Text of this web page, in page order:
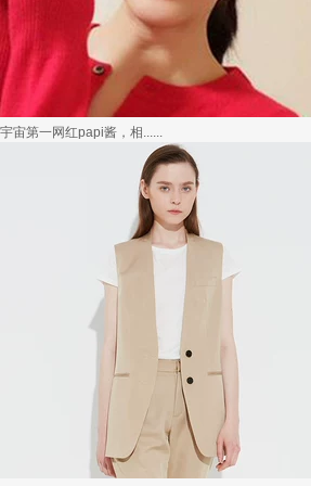
在买衣服的时候，我们会喜欢物美价廉的衣服，平